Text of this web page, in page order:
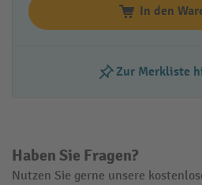
In den
Zur Merkliste
Haben Sie Fragen?
Nutzen Sie gerne unsere